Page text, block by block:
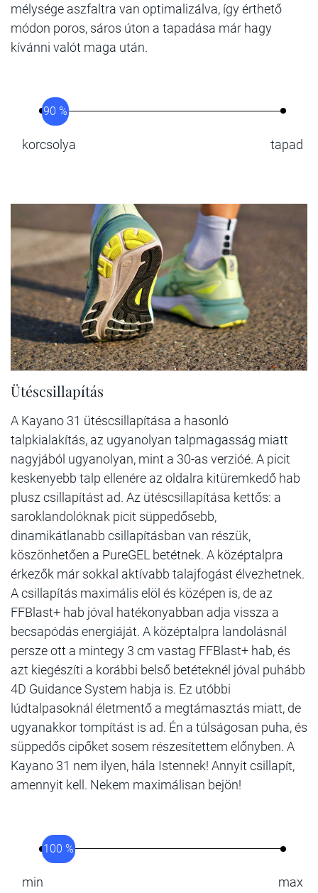
mélysége aszfaltra van optimalizálva, így érthető
módon poros, sáros úton a tapadása már hagy
kívánni valót maga után.
90 %
korcsolya tapad
Ütéscsillapítás
A Kayano 31 ütéscsillapítása a hasonló
talpkialakítás, az ugyanolyan talpmagasság miatt
nagyjából ugyanolyan, mint a 30-as verzióé. A picit
keskenyebb talp ellenére az oldalra kitüremkedő hab
plusz csillapítást ad. Az ütéscsillapítása kettős: a
saroklandolóknak picit süppedősebb,
dinamikátlanabb csillapításban van részük,
köszönhetően a PureGEL betétnek. A középtalpra
érkezők már sokkal aktívabb talajfogást élvezhetnek.
A csillapítás maximális elöl és középen is, de az
FFBlast+ hab jóval hatékonyabban adja vissza a
becsapódás energiáját. A középtalpra landolásnál
persze ott a mintegy 3 cm vastag FFBlast+ hab, és
azt kiegészíti a korábbi belső betéteknél jóval puhább
4D Guidance System habja is. Ez utóbbi
lúdtalpasoknál életmentő a megtámasztás miatt, de
ugyanakkor tompítást is ad. Én a túlságosan puha, és
süppedős cipőket sosem részesítettem előnyben. A
Kayano 31 nem ilyen, hála Istennek! Annyit csillapít,
amennyit kell. Nekem maximálisan bejön!
100 %
min max